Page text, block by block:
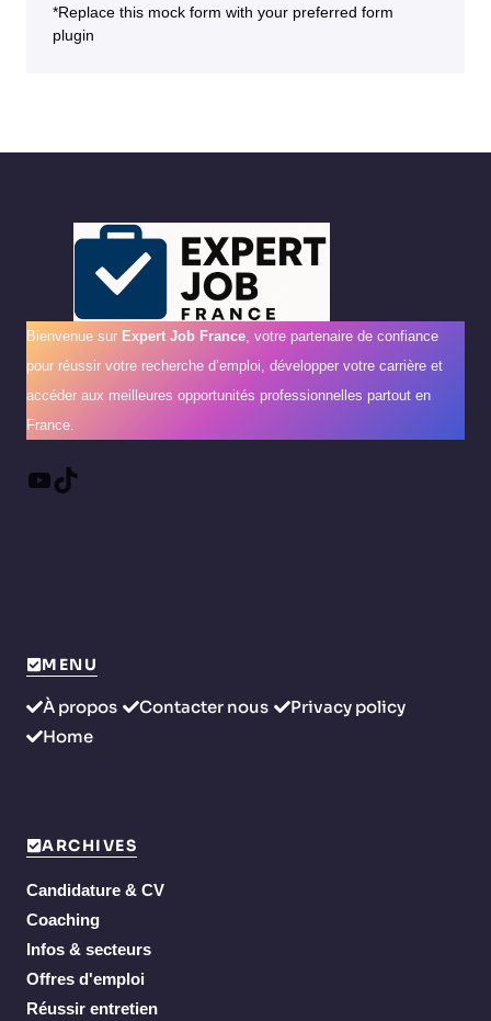
*Replace this mock form with your preferred form
plugin
Bienvenue sur Expert Job France , votre partenaire de confiance
pour réussir votre recherche d’emploi, développer votre carrière et
accéder aux meilleures opportunités professionnelles partout en
France.
YouTube
TikTok
MENU
À propos Contacter nous
Privacy policy
Home
ARCHIVES
Candidature & CV
Coaching
Infos & secteurs
Offres d'emploi
Réussir entretien